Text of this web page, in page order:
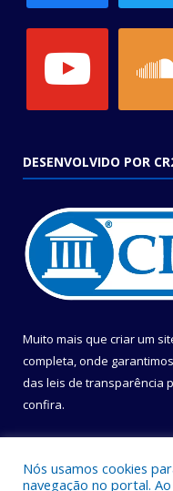
DESENVOLVIDO POR
Muito mais que criar um
completa, onde
das leis de transparência
confira.
Nós usamos cookies
navegação no portal.